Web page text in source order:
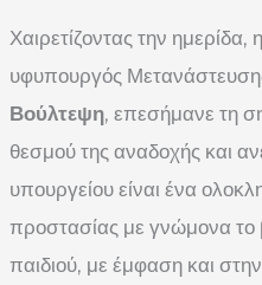
Χαιρετίζοντας την
υφυπουργός
Βούλτεψη, επεσήμανε τη
θεσμού της αναδοχής και
υπουργείου είναι ένα
προστασίας με γνώμονα το
παιδιού, με έμφαση και